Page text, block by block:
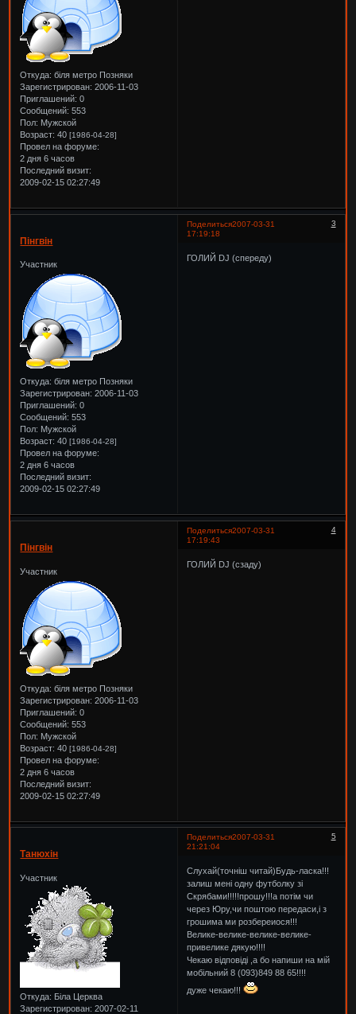
Откуда: біля метро Позняки
Зарегистрирован: 2006-11-03
Приглашений: 0
Сообщений: 553
Пол: Мужской
Возраст: 40[1986-04-28]
Провел на форуме:
2 дня 6 часов
Последний визит:
2009-02-15 02:27:49
Поделиться 3
2007-03-31
17:19:18
Пінгвін
Участник
Откуда: біля метро Позняки
Зарегистрирован: 2006-11-03
Приглашений: 0
Сообщений: 553
Пол: Мужской
Возраст: 40[1986-04-28]
Провел на форуме:
2 дня 6 часов
Последний визит:
2009-02-15 02:27:49
ГОЛИЙ DJ (спереду)
Поделиться 4
2007-03-31
17:19:43
Пінгвін
Участник
Откуда: біля метро Позняки
Зарегистрирован: 2006-11-03
Приглашений: 0
Сообщений: 553
Пол: Мужской
Возраст: 40[1986-04-28]
Провел на форуме:
2 дня 6 часов
Последний визит:
2009-02-15 02:27:49
ГОЛИЙ DJ (сзаду)
Поделиться 5
2007-03-31
21:21:04
Танюхін
Участник
Откуда: Біла Церква
Зарегистрирован: 2007-02-11
Слухай(точніш читай)Будь-ласка!!!
залиш мені одну футболку зі
Скрябами!!!!!прошу!!!а потім чи
через Юру,чи поштою передаси,і з
грошима ми розбереиося!!!
Велике-велике-велике-велике-
привелике дякую!!!!
Чекаю відповіді ,а бо напиши на мій
мобільний 8 (093)849 88 65!!!!
дуже чекаю!!!